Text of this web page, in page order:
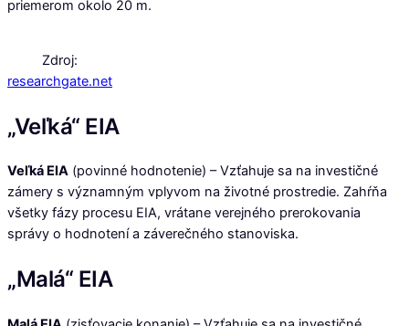
priemerom okolo 20 m.
Zdroj:
researchgate.net
„Veľká“ EIA
Veľká EIA (povinné hodnotenie) – Vzťahuje sa na investičné
zámery s významným vplyvom na životné prostredie. Zahŕňa
všetky fázy procesu EIA, vrátane verejného prerokovania
správy o hodnotení a záverečného stanoviska.
„Malá“ EIA